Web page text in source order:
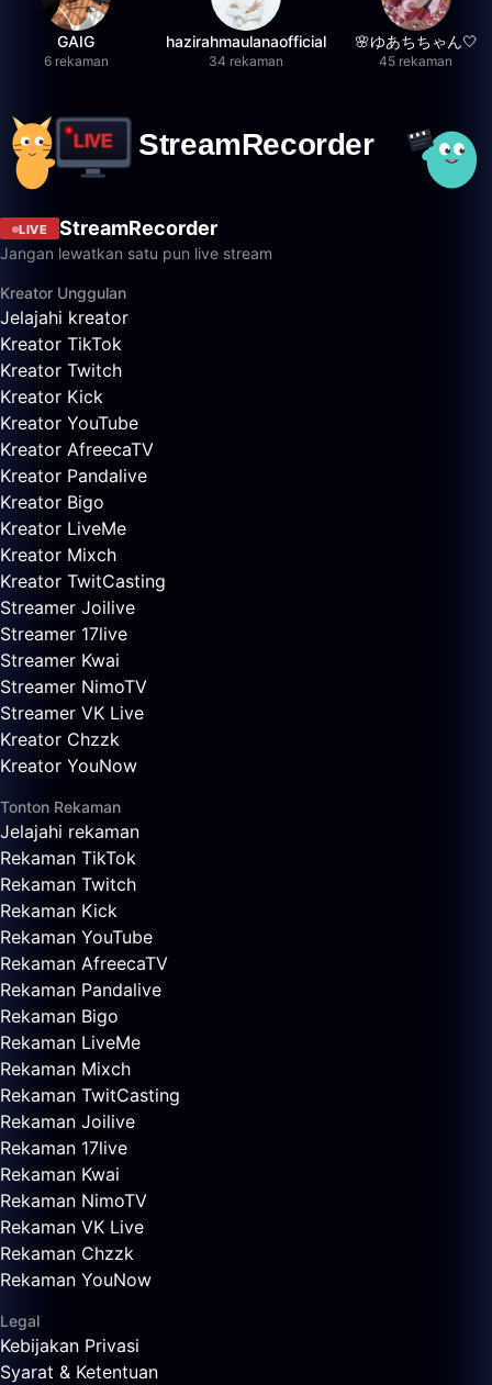
GAIG
6 rekaman
hazirahmaulanaofficial
34 rekaman
🌸ゆあちちゃん🤍
45 rekaman
LIVE StreamRecorder
Jangan lewatkan satu pun live stream
Kreator Unggulan
Jelajahi kreator
Kreator TikTok
Kreator Twitch
Kreator Kick
Kreator YouTube
Kreator AfreecaTV
Kreator Pandalive
Kreator Bigo
Kreator LiveMe
Kreator Mixch
Kreator TwitCasting
Streamer Joilive
Streamer 17live
Streamer Kwai
Streamer NimoTV
Streamer VK Live
Kreator Chzzk
Kreator YouNow
Tonton Rekaman
Jelajahi rekaman
Rekaman TikTok
Rekaman Twitch
Rekaman Kick
Rekaman YouTube
Rekaman AfreecaTV
Rekaman Pandalive
Rekaman Bigo
Rekaman LiveMe
Rekaman Mixch
Rekaman TwitCasting
Rekaman Joilive
Rekaman 17live
Rekaman Kwai
Rekaman NimoTV
Rekaman VK Live
Rekaman Chzzk
Rekaman YouNow
Legal
Kebijakan Privasi
Syarat & Ketentuan